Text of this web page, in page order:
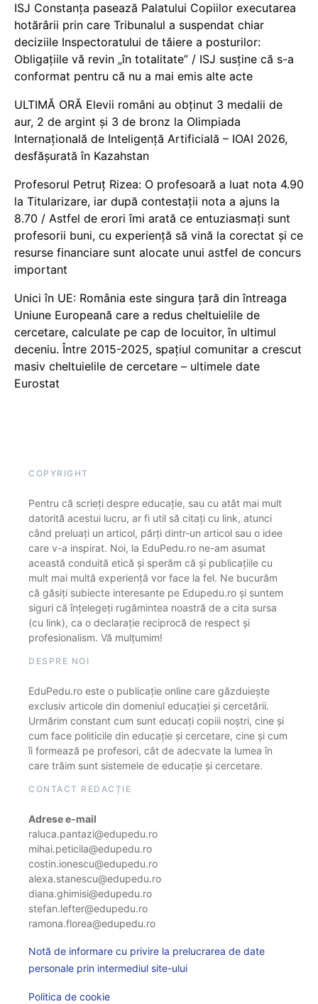
ISJ Constanța pasează Palatului Copiilor executarea
hotărârii prin care Tribunalul a suspendat chiar
deciziile Inspectoratului de tăiere a posturilor:
Obligațiile vă revin „în totalitate” / ISJ susține că s-a
conformat pentru că nu a mai emis alte acte
ULTIMĂ ORĂ Elevii români au obținut 3 medalii de
aur, 2 de argint și 3 de bronz la Olimpiada
Internațională de Inteligență Artificială – IOAI 2026,
desfășurată în Kazahstan
Profesorul Petruț Rizea: O profesoară a luat nota 4.90
la Titularizare, iar după contestații nota a ajuns la
8.70 / Astfel de erori îmi arată ce entuziasmați sunt
profesorii buni, cu experiență să vină la corectat și ce
resurse financiare sunt alocate unui astfel de concurs
important
Unici în UE: România este singura țară din întreaga
Uniune Europeană care a redus cheltuielile de
cercetare, calculate pe cap de locuitor, în ultimul
deceniu. Între 2015-2025, spațiul comunitar a crescut
masiv cheltuielile de cercetare – ultimele date
Eurostat
COPYRIGHT
Pentru că scrieți despre educație, sau cu atât mai mult
datorită acestui lucru, ar fi util să citați cu link, atunci
când preluați un articol, părți dintr-un articol sau o idee
care v-a inspirat. Noi, la EduPedu.ro ne-am asumat
această conduită etică și sperăm că și publicațiile cu
mult mai multă experiență vor face la fel. Ne bucurăm
că găsiți subiecte interesante pe Edupedu.ro și suntem
siguri că înțelegeți rugămintea noastră de a cita sursa
(cu link), ca o declarație reciprocă de respect și
profesionalism. Vă mulțumim!
DESPRE NOI
EduPedu.ro este o publicație online care găzduiește
exclusiv articole din domeniul educației și cercetării.
Urmărim constant cum sunt educați copiii noștri, cine și
cum face politicile din educație și cercetare, cine și cum
îi formează pe profesori, cât de adecvate la lumea în
care trăim sunt sistemele de educație și cercetare.
CONTACT REDACȚIE
Adrese e-mail
raluca.pantazi@edupedu.ro
mihai.peticila@edupedu.ro
costin.ionescu@edupedu.ro
alexa.stanescu@edupedu.ro
diana.ghimisi@edupedu.ro
stefan.lefter@edupedu.ro
ramona.florea@edupedu.ro
Notă de informare cu privire la prelucrarea de date
personale prin intermediul site-ului
Politica de cookie